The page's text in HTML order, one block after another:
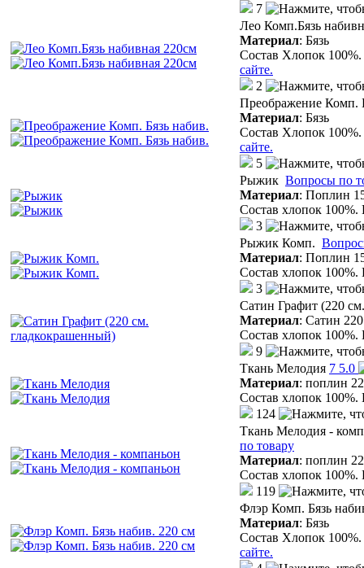
7
Лео Комп.Бязь
Материал: Бязь
Состав Хлопок
сайте.
2
Преображение Комп.
Материал: Бязь
Состав Хлопок
сайте.
5
Рыжик Вопросы по
Материал: Поплин
Состав хлопок 100%.
3
Рыжик Комп.
Материал: Поплин
Состав хлопок 100%.
3
Сатин Графит (220
Материал: Сатин
Состав хлопок 100%.
9
Ткань Мелодия 7 5.0
Материал: поплин
Состав хлопок 100%.
124
Ткань Мелодия -
по товару
Материал: поплин
Состав хлопок 100%.
119
Флэр Комп. Бязь
Материал: Бязь
Состав Хлопок
сайте.